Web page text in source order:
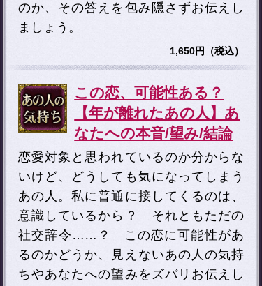
のか、その答えを包み隠さずお伝えし
ましょう。
1,650円（税込）
この恋、可能性ある？
【年が離れたあの人】あ
なたへの本音/望み/結論
恋愛対象と思われているのか分からな
いけど、どうしても気になってしまう
あの人。私に普通に接してくるのは、
意識しているから？ それともただの
社交辞令……？ この恋に可能性があ
るのかどうか、見えないあの人の気持
ちやあなたへの望みをズバリお伝えし